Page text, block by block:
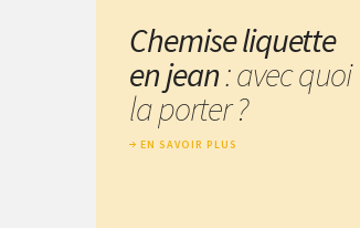
Chemise liquette
en jean: avec quoi
la porter ?
EN SAVOIR PLUS